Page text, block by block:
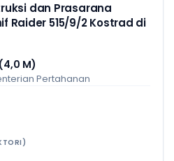
dan Prasarana
Raider 515/9/2 Kostrad di
M)
Pertahanan